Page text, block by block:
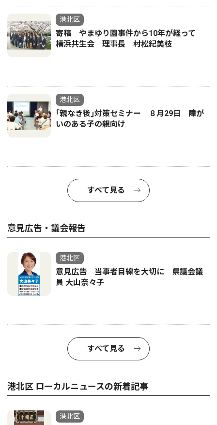
港北区
寄稿 やまゆり園事件から10年が経って
横浜共生会 理事長 村松紀美枝
港北区
｢親なき後｣対策セミナー ８月29日 障が
いのある子の親向け
すべて見る
意見広告・議会報告
港北区
意見広告 当事者目線を大切に 県議会議
員 大山奈々子
すべて見る
港北区 ローカルニュースの新着記事
港北区